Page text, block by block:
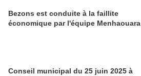
Bezons est conduite à la faillite
économique par l'équipe Menhaouara
Conseil municipal du 25 juin 2025 à